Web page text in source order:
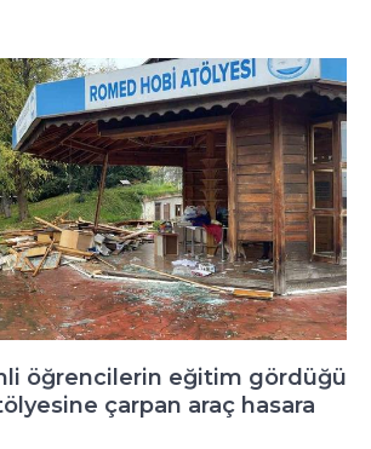
öğrencilerin eğitim gördüğü
çarpan araç hasara